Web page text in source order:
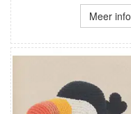
Meer info